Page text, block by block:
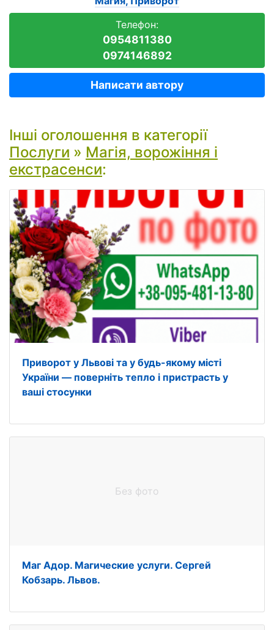
Телефон:
0954811380
0974146892
Написати автору
Інші оголошення в категорії
Послуги » Магія, ворожіння і
екстрасенси:
Приворот у Львові та у будь-якому місті
України — поверніть тепло і пристрасть у
ваші стосунки
Без фото
Маг Адор. Магические услуги. Сергей
Кобзарь. Львов.